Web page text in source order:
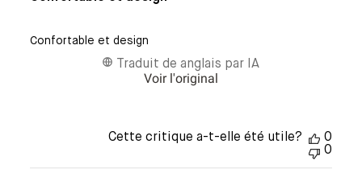
Confortable et design
Traduit de anglais par IA
Voir l'original
Cette critique a-t-elle été utile?
0
0